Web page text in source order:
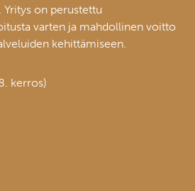
on perustettu
varten ja mahdollinen voitto
kehittämiseen.
kerros)